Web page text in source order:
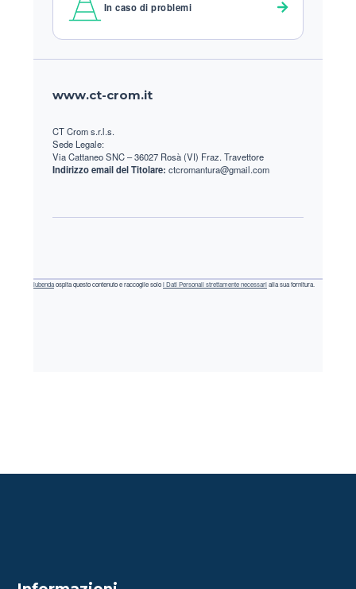
In caso di problemi
www.ct-crom.it
CT Crom s.r.l.s.
Sede Legale:
Via Cattaneo SNC – 36027 Rosà (VI) Fraz. Travettore
Indirizzo email del Titolare: ctcromantura@gmail.com
iubendaospita questo contenuto e raccoglie soloi Dati Personali strettamente necessarialla sua fornitura.